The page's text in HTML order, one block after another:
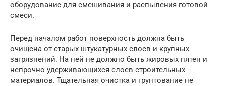
оборудование для смешивания и распыления готовой
смеси.
Перед началом работ поверхность должна быть
очищена от старых штукатурных слоев и крупных
загрязнений. На ней не должно быть жировых пятен и
непрочно удерживающихся слоев строительных
материалов. Тщательная очистка и грунтование не